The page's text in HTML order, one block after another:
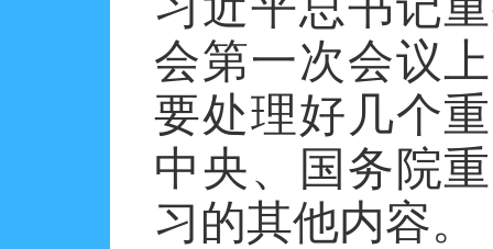
会第一次会议
要处理好几个
中央、国务院
习的其他内容。